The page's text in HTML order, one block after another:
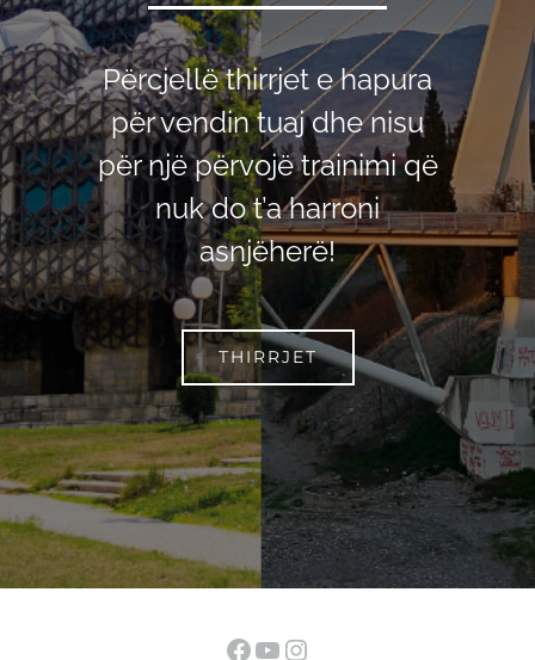
Përcjellë thirrjet e hapura
për vendin tuaj dhe nisu
për një përvojë trainimi që
nuk do t’a harroni
asnjëherë!
THIRRJET
Facebook
YouTube